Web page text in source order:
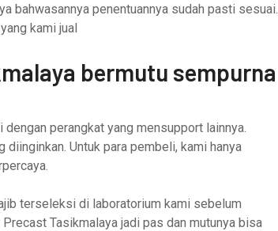
bahwasannya penentuannya sudah pasti sesuai.
kami jual
bermutu sempurna
perangkat yang mensupport lainnya.
Untuk para pembeli, kami hanya
terseleksi di laboratorium kami sebelum
Tasikmalaya jadi pas dan mutunya bisa